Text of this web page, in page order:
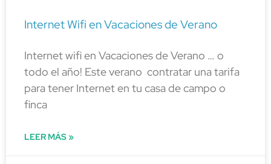
Internet Wifi en Vacaciones de Verano
Internet wifi en Vacaciones de Verano … o
todo el año! Este verano contratar una tarifa
para tener Internet en tu casa de campo o
finca
LEER MÁS »